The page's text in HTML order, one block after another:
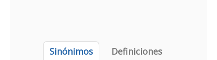
Sinónimos
Definiciones